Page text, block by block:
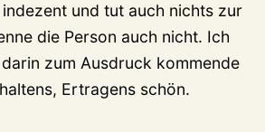
indezent und tut auch nichts zur
die Person auch nicht. Ich
zum Ausdruck kommende
Ertragens schön.